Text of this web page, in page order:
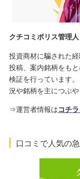
クチコミポリス管理
投資商材に騙された
投稿、案内銘柄をも
検証を行っています
況や銘柄を主につぶや
⇒運営者情報はコチ
口コミで人気の